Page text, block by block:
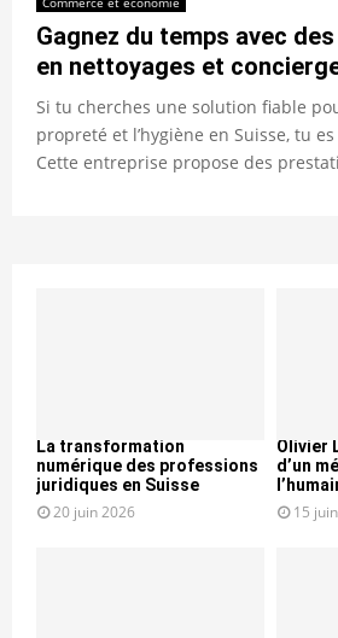
Gagnez du temps avec
en nettoyages et
Si tu cherches une solution fiable
propreté et l’hygiène en Suisse, tu
Cette entreprise propose des
La transformation
numérique des professions
juridiques en Suisse
20 juin 2026
Olivier
d’un
15